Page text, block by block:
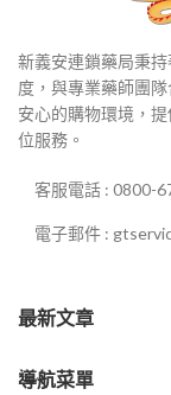
新義安連鎖藥局秉
度，與專業藥師團
安心的購物環境，
位服務。
客服電話 : 0800-
電子郵件 :
最新文章
導航菜單